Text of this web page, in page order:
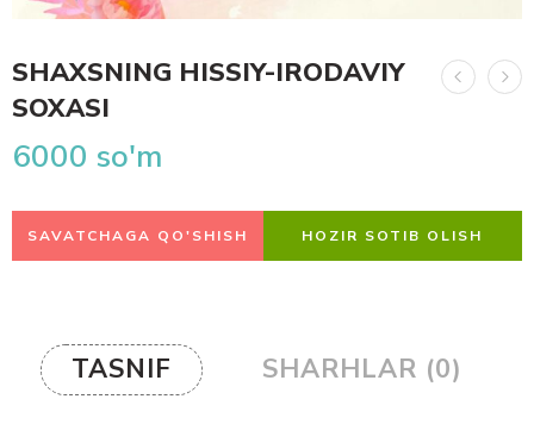
SHAXSNING HISSIY-IRODAVIY
SOXASI
6000 so'm
SAVATCHAGA QO'SHISH HOZIR SOTIB OLISH
TASNIF SHARHLAR (0)